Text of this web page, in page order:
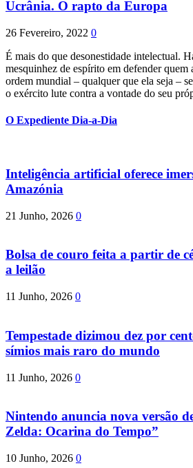
Ucrânia. O rapto da Europa
26 Fevereiro, 2022 0
É mais do que desonestidade intelectual.
mesquinhez de espírito em defender quem
ordem mundial – qualquer que ela seja –
o exército lute contra a vontade do seu
O Expediente Dia-a-Dia
Inteligência artificial oferece
Amazónia
21 Junho, 2026 0
Bolsa de couro feita a partir de
a leilão
11 Junho, 2026 0
Tempestade dizimou dez por
símios mais raro do mundo
11 Junho, 2026 0
Nintendo anuncia nova versão
Zelda: Ocarina do Tempo”
10 Junho, 2026 0